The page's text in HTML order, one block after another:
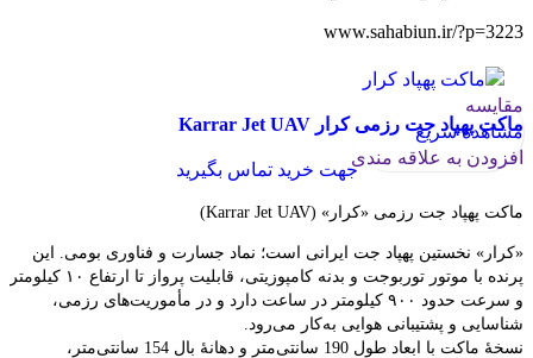
www.sahabiun.ir/?p=3223
مقایسه
مشاهده سریع
افزودن به علاقه مندی
ماکت پهپاد جت رزمی کرار Karrar Jet UAV
جهت خرید تماس بگیرید
ماکت پهپاد جت رزمی «کرار» (Karrar Jet UAV)
«کرار» نخستین پهپاد جت ایرانی است؛ نماد جسارت و فناوری بومی. این
پرنده با موتور توربوجت و بدنه کامپوزیتی، قابلیت پرواز تا ارتفاع ۱۰ کیلومتر
و سرعت حدود ۹۰۰ کیلومتر در ساعت دارد و در مأموریت‌های رزمی،
شناسایی و پشتیبانی هوایی به‌کار می‌رود.
نسخهٔ ماکت با ابعاد طول 190 سانتی‌متر و دهانهٔ بال 154 سانتی‌متر،